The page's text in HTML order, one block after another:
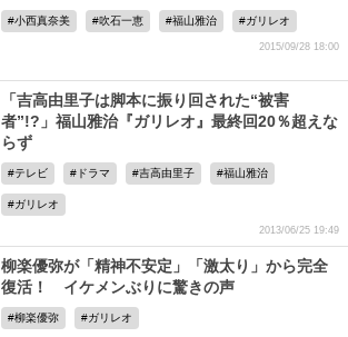
小西真奈美 吹石一恵 福山雅治 ガリレオ
2015/09/28 18:00
「吉高由里子は脚本に振り回された“被害
者”!?」福山雅治『ガリレオ』最終回20％超えな
らず
テレビ ドラマ 吉高由里子 福山雅治
ガリレオ
2013/06/25 19:49
柳楽優弥が「精神不安定」「激太り」から完全
復活！ イケメンぶりに驚きの声
柳楽優弥 ガリレオ